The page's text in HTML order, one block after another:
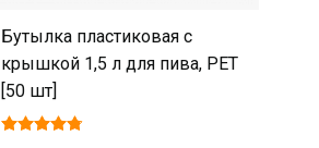
Бутылка пластиковая с
крышкой 1,5 л для пива, PET
[50 шт]